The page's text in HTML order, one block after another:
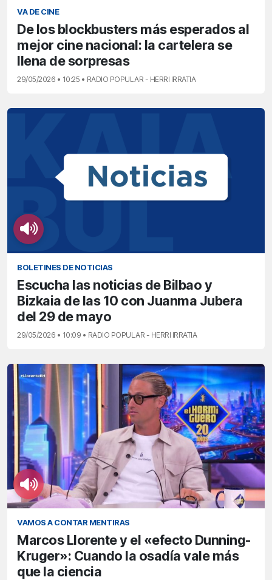
VA DE CINE
De los blockbusters más esperados al
mejor cine nacional: la cartelera se
llena de sorpresas
29/05/2026 • 10:25 • RADIO POPULAR - HERRI IRRATIA
BOLETINES DE NOTICIAS
Escucha las noticias de Bilbao y
Bizkaia de las 10 con Juanma Jubera
del 29 de mayo
29/05/2026 • 10:09 • RADIO POPULAR - HERRI IRRATIA
VAMOS A CONTAR MENTIRAS
Marcos Llorente y el «efecto Dunning-
Kruger»: Cuando la osadía vale más
que la ciencia